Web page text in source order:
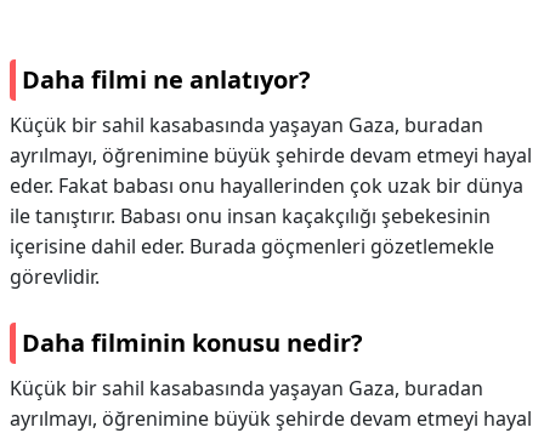
Daha filmi ne anlatıyor?
Küçük bir sahil kasabasında yaşayan Gaza, buradan
ayrılmayı, öğrenimine büyük şehirde devam etmeyi hayal
eder. Fakat babası onu hayallerinden çok uzak bir dünya
ile tanıştırır. Babası onu insan kaçakçılığı şebekesinin
içerisine dahil eder. Burada göçmenleri gözetlemekle
görevlidir.
Daha filminin konusu nedir?
Küçük bir sahil kasabasında yaşayan Gaza, buradan
ayrılmayı, öğrenimine büyük şehirde devam etmeyi hayal